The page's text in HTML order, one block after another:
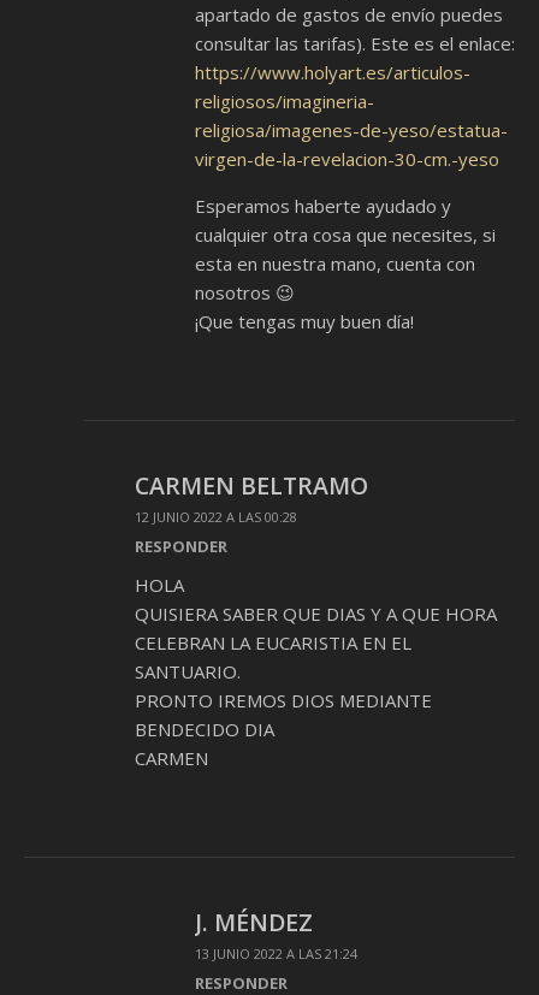
apartado de gastos de envío puedes
consultar las tarifas). Este es el enlace:
https://www.holyart.es/articulos-
religiosos/imagineria-
religiosa/imagenes-de-yeso/estatua-
virgen-de-la-revelacion-30-cm.-yeso
Esperamos haberte ayudado y
cualquier otra cosa que necesites, si
esta en nuestra mano, cuenta con
nosotros 😉
¡Que tengas muy buen día!
CARMEN BELTRAMO
12 JUNIO 2022 A LAS 00:28
RESPONDER
HOLA
QUISIERA SABER QUE DIAS Y A QUE HORA
CELEBRAN LA EUCARISTIA EN EL
SANTUARIO.
PRONTO IREMOS DIOS MEDIANTE
BENDECIDO DIA
CARMEN
J. MÉNDEZ
13 JUNIO 2022 A LAS 21:24
RESPONDER